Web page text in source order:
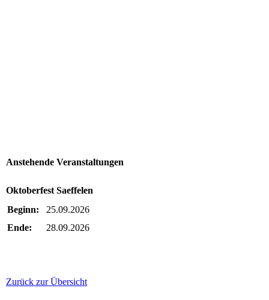
Anstehende Veranstaltungen
Oktoberfest Saeffelen
Beginn:
25.09.2026
Ende:
28.09.2026
Zurück zur Übersicht